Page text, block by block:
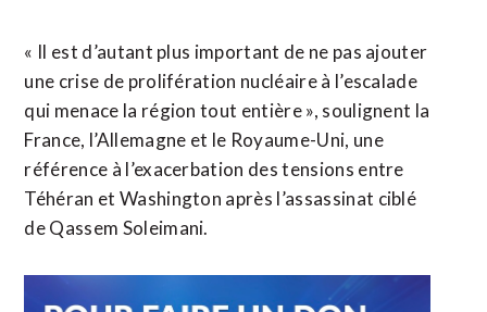
« Il est d’autant plus important de ne pas ajouter
une crise de prolifération nucléaire à l’escalade
qui menace la région tout entière », soulignent la
France, l’Allemagne et le Royaume-Uni, une
référence à l’exacerbation des tensions entre
Téhéran et Washington après l’assassinat ciblé
de Qassem Soleimani.